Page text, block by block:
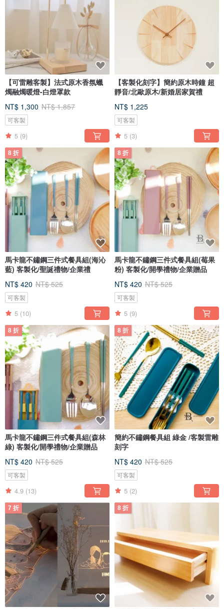
【可雷雕客製】法式原木香氛蠟
燭融燭暖燈-白燈罩款
NT$ 1,300 NT$ 1,857
可客製
5 (9)
【客製化刻字】簡約原木時鐘 超
靜音/北歐原木/新婚居家賀禮
NT$ 1,225
可客製
5 (3)
8 折
馬卡龍不鏽鋼三件式餐具組(海沁
藍) 客製化/聖誕禮物/企業禮
NT$ 420 NT$ 525
可客製
5 (10)
8 折
馬卡龍不鏽鋼三件式餐具組(莓果
粉) 客製化/開學禮物/企業贈品
NT$ 420 NT$ 525
可客製
5 (9)
8 折
馬卡龍不鏽鋼三件式餐具組(森林
綠) 客製化/開學禮物/企業贈品
NT$ 420 NT$ 525
可客製
4.9 (13)
8 折
簡約不鏽鋼餐具組 綠金 /客製雷雕
刻字
NT$ 420 NT$ 525
可客製
5 (2)
7 折 8 折